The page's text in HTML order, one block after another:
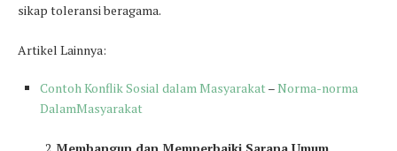
sikap toleransi beragama.
Artikel Lainnya:
Contoh Konflik Sosial dalam Masyarakat–Norma-norma
DalamMasyarakat